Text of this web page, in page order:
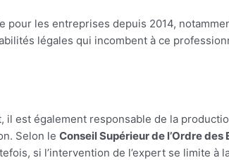
pour les entreprises depuis 2014,
légales qui incombent à ce
il est également responsable de la
Selon le Conseil Supérieur de l’Ordre
si l’intervention de l’expert se limite à